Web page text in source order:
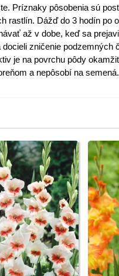
. Príznaky pôsobenia sú
rastlín. Dážď do 3 hodín po
až v dobe, keď sa
docieli zničenie podzemných
je na povrchu pôdy
a nepôsobí na semená.